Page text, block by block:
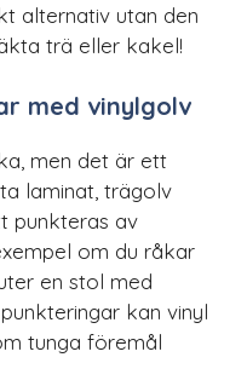
alternativ utan den
trä eller kakel!
med vinylgolv
men det är ett
laminat, trägolv
punkteras av
om du råkar
en stol med
kan vinyl
tunga föremål